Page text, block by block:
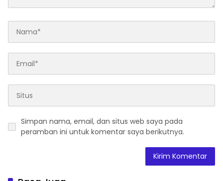
Simpan nama, email, dan situs web saya pada
peramban ini untuk komentar saya berikutnya.